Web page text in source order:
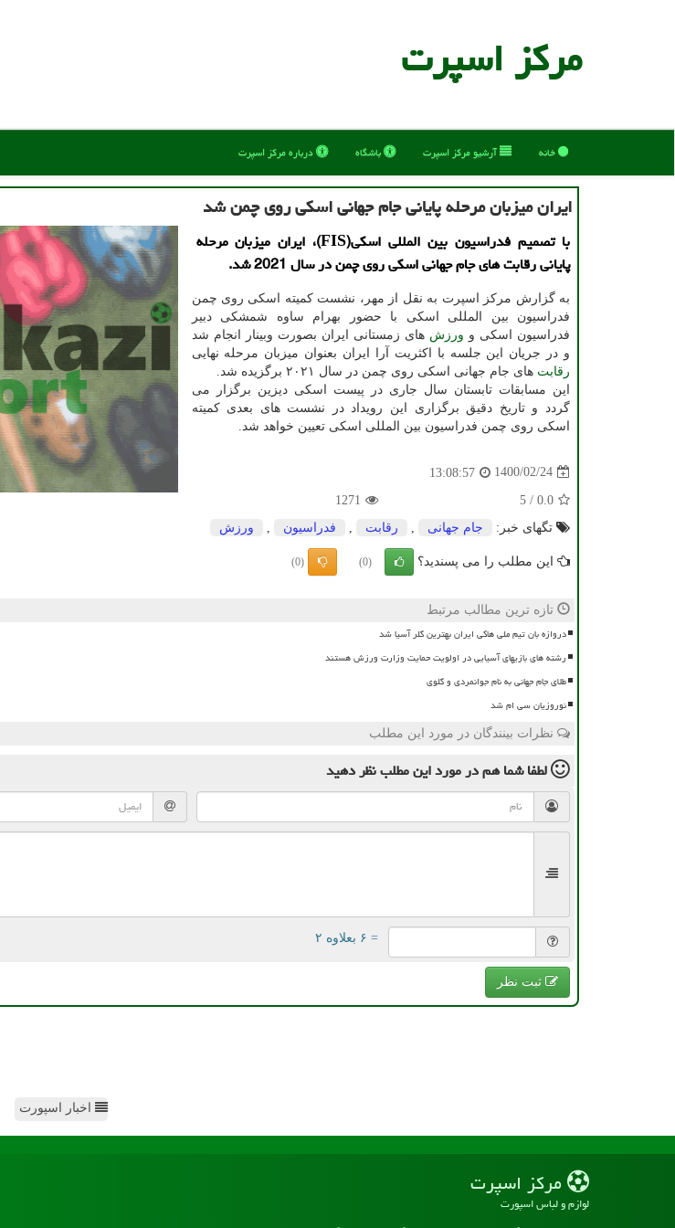
مركز اسپرت
خانه آرشیو مركز اسپرت باشگاه درباره مركز اسپرت
ایران میزبان مرحله پایانی جام جهانی اسكی روی چمن شد
با تصمیم فدراسیون بین المللی اسکی(FIS)، ایران میزبان مرحله
پایانی رقابت های جام جهانی اسکی روی چمن در سال 2021 شد.
به گزارش مرکز اسپرت به نقل از مهر، نشست کمیته اسکی روی چمن
فدراسیون بین المللی اسکی با حضور بهرام ساوه شمشکی دبیر
فدراسیون اسکی و ورزش های زمستانی ایران بصورت وبینار انجام شد
و در جریان این جلسه با اکثریت آرا ایران بعنوان میزبان مرحله نهایی
رقابت های جام جهانی اسکی روی چمن در سال ۲۰۲۱ برگزیده شد.
این مسابقات تابستان سال جاری در پیست اسکی دیزین برگزار می
گردد و تاریخ دقیق برگزاری این رویداد در نشست های بعدی کمیته
اسکی روی چمن فدراسیون بین المللی اسکی تعیین خواهد شد.
1400/02/24
13:08:57
0.0
/
5
1271
تگهای خبر:
جام جهانی رقابت فدراسیون ورزش
این مطلب را می پسندید؟ (0)
(0)
تازه ترین مطالب مرتبط
دروازه بان تیم ملی هاکی ایران بهترین گلر آسیا شد
رشته های بازیهای آسیایی در اولویت حمایت وزارت ورزش هستند
طلای جام جهانی به نام جوانمردی و گلوی
نوروزیان سی ام شد
نظرات بینندگان در مورد این مطلب
لطفا شما همدر مورد این مطلبنظر دهید
= ۶ بعلاوه ۲
ثبت نظر
اخبار اسپورت
مركز اسپرت
لوازم و لباس اسپورت